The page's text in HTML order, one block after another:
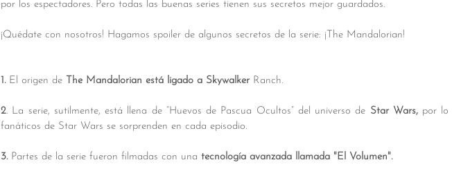
por los espectadores. Pero todas las buenas series tienen sus secretos mejor guardados.
¡Quédate con nosotros! Hagamos spoiler de algunos secretos de la serie: ¡The Mandalorian!
1. El origen de The Mandalorian está ligado a Skywalker Ranch.
2. La serie, sutilmente, está llena de “Huevos de Pascua Ocultos” del universo de Star Wars, por lo
fanáticos de Star Wars se sorprenden en cada episodio.
3. Partes de la serie fueron filmadas con una tecnología avanzada llamada "El Volumen".